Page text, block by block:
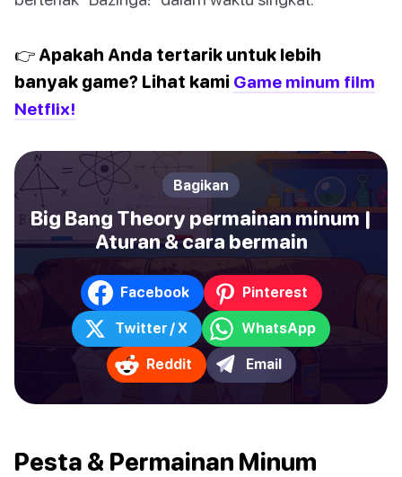
👉 Apakah Anda tertarik untuk lebih
banyak game? Lihat kami Game minum film
Netflix!
Bagikan
Big Bang Theory permainan minum |
Aturan & cara bermain
Facebook Pinterest
Twitter / X WhatsApp
Reddit Email
Pesta & Permainan Minum